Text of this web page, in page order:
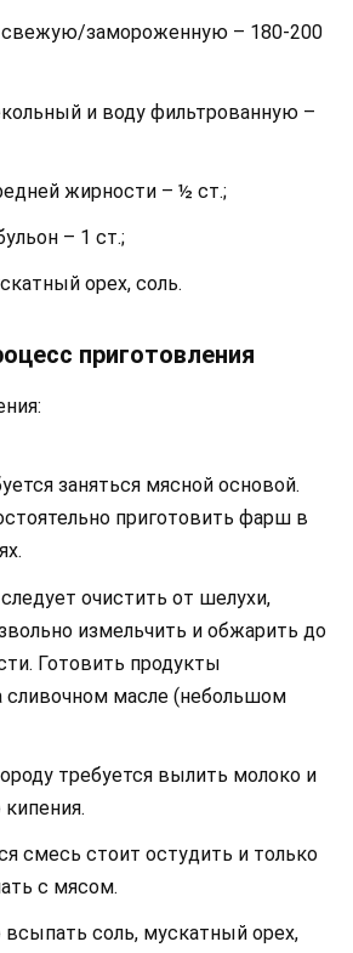
свежую/замороженную – 180-200
и воду фильтрованную –
жирности – ½ ст.;
– 1 ст.;
орех, соль.
приготовления
заняться мясной основой.
приготовить фарш в
очистить от шелухи,
измельчить и обжарить до
Готовить продукты
сливочном масле (небольшом
требуется вылить молоко и
смесь стоит остудить и только
с мясом.
соль, мускатный орех,